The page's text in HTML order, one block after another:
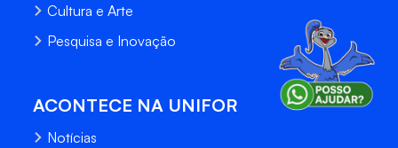
Cultura e Arte
Pesquisa e Inovação
ACONTECE NA UNIFOR
Notícias